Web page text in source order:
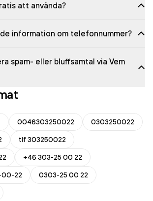
att använda?
information om telefonnummer?
spam- eller bluffsamtal via Vem
0046303250022
0303250022
tlf 303250022
+46 303-25 00 22
00-22
0303-25 00 22